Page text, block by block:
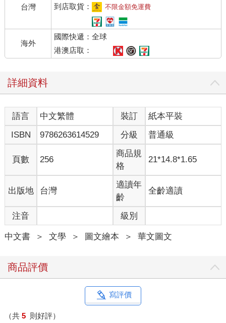
台灣
到店取貨：
不限金額免運費
海外
國際快遞：全球
港澳店取：
詳細資料
語言 中文繁體 裝訂
紙本平裝
ISBN
9786263614529 分級 普通級
頁數 256
商品規
格
21*14.8*1.65
出版地 台灣
適讀年
齡
全齡適讀
注音 級別
中文書 ＞ 文學 ＞ 圖文繪本 ＞ 華文圖文
商品評價
寫評價
（共 5 則好評）